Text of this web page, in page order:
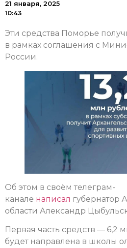
21 января, 2025
10:43
Эти средства Поморье
в рамках соглашения с
России.
Об этом в своём телеграм-
канале написал губернатор
области Александр
Первая часть средств — 6,2
будет направлена в школы